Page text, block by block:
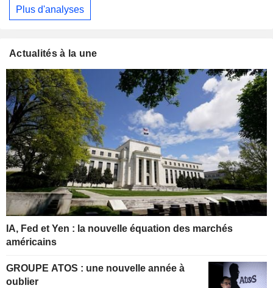
Plus d'analyses
Actualités à la une
IA, Fed et Yen : la nouvelle équation des marchés
américains
GROUPE ATOS : une nouvelle année à
oublier